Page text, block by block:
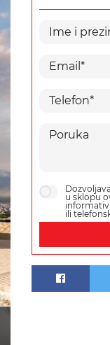
u sklopu
ili